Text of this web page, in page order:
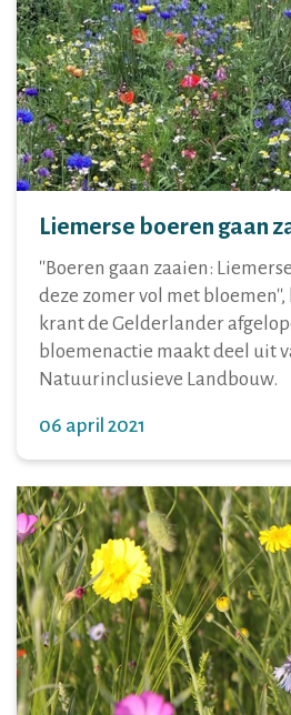
Liemerse boeren gaan
''Boeren gaan zaaien:
deze zomer vol met
krant de Gelderlander
bloemenactie maakt deel uit
Natuurinclusieve Landbouw.
06 april 2021